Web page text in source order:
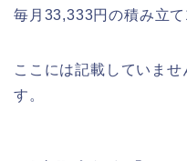
毎月33,333円の積み立て
ここには記載していま
す。